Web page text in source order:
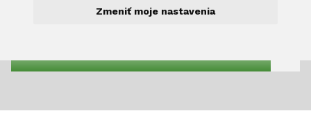
Zmeniť moje nastavenia